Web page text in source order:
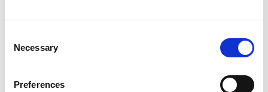
Selection
Necessary
Preferences